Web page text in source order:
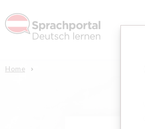
Home